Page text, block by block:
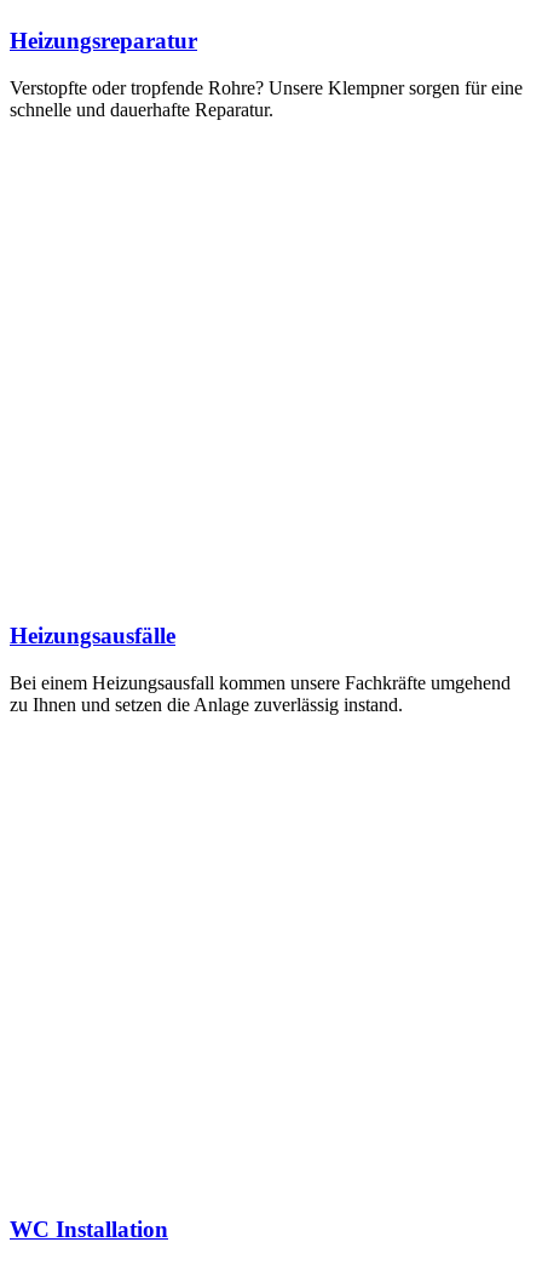
Heizungsreparatur
Verstopfte oder tropfende Rohre? Unsere Klempner sorgen für eine
schnelle und dauerhafte Reparatur.
Heizungsausfälle
Bei einem Heizungsausfall kommen unsere Fachkräfte umgehend
zu Ihnen und setzen die Anlage zuverlässig instand.
WC Installation